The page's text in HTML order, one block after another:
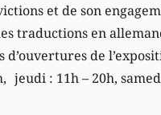
et de son
traductions en
d’ouvertures de
jeudi : 11h – 20h,